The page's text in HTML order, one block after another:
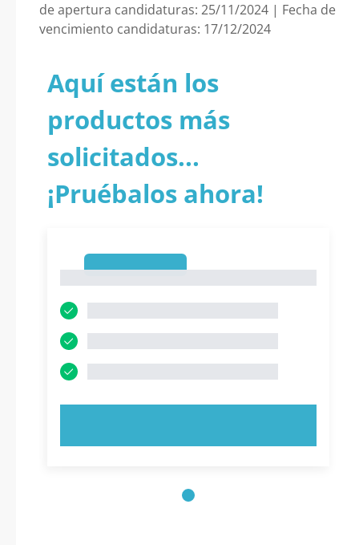
de apertura candidaturas: 25/11/2024 | Fecha de
vencimiento candidaturas: 17/12/2024
Aquí están los
productos más
solicitados...
¡Pruébalos ahora!